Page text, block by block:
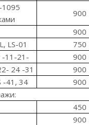
900
900
LS-01
750
11-21-
900
24 -31
900
-41, 34
900
450
900